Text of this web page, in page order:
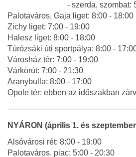
- szerda, szombat:
Palotaváros, Gaja liget: 8:00 - 18:00
Zichy liget: 7:00 - 19:00
Halesz liget: 8:00 - 18:00
Túrózsáki úti sportpálya: 8:00 -
Városház tér: 7:00 - 19:00
Várkörút: 7:00 - 21:30
Aranybulla: 8:00 - 17:00
Opole tér: ebben az időszakban
NYÁRON (április 1. és
Alsóvárosi rét: 8:00 - 19:00
Palotaváros, piac: 5:00 - 20:30